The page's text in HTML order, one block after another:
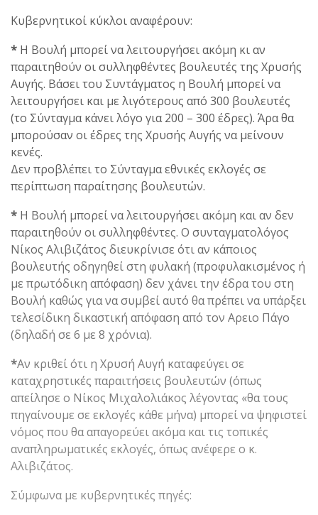
Κυβερνητικοί κύκλοι αναφέρουν:
* Η Βουλή μπορεί να λειτουργήσει ακόμη κι αν
παραιτηθούν οι συλληφθέντες βουλευτές της Χρυσής
Αυγής. Βάσει του Συντάγματος η Βουλή μπορεί να
λειτουργήσει και με λιγότερους από 300 βουλευτές
(το Σύνταγμα κάνει λόγο για 200 – 300 έδρες). Άρα θα
μπορούσαν οι έδρες της Χρυσής Αυγής να μείνουν
κενές.
Δεν προβλέπει το Σύνταγμα εθνικές εκλογές σε
περίπτωση παραίτησης βουλευτών.
* Η Βουλή μπορεί να λειτουργήσει ακόμη και αν δεν
παραιτηθούν οι συλληφθέντες. Ο συνταγματολόγος
Νίκος Αλιβιζάτος διευκρίνισε ότι αν κάποιος
βουλευτής οδηγηθεί στη φυλακή (προφυλακισμένος ή
με πρωτόδικη απόφαση) δεν χάνει την έδρα του στη
Βουλή καθώς για να συμβεί αυτό θα πρέπει να υπάρξει
τελεσίδικη δικαστική απόφαση από τον Αρειο Πάγο
(δηλαδή σε 6 με 8 χρόνια).
*Αν κριθεί ότι η Χρυσή Αυγή καταφεύγει σε
καταχρηστικές παραιτήσεις βουλευτών (όπως
απείλησε ο Νίκος Μιχαλολιάκος λέγοντας «θα τους
πηγαίνουμε σε εκλογές κάθε μήνα) μπορεί να ψηφιστεί
νόμος που θα απαγορεύει ακόμα και τις τοπικές
αναπληρωματικές εκλογές, όπως ανέφερε ο κ.
Αλιβιζάτος.
Σύμφωνα με κυβερνητικές πηγές: